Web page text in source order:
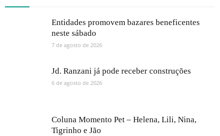
Entidades promovem bazares beneficentes
neste sábado
7 de agosto de 2026
Jd. Ranzani já pode receber construções
6 de agosto de 2026
Coluna Momento Pet – Helena, Lili, Nina,
Tigrinho e Jão